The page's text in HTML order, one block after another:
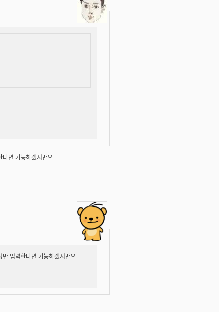
다면 가능하겠지만요
만 입력한다면 가능하겠지만요